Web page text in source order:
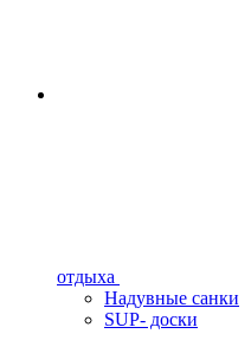
отдыха
Надувные санки
SUP- доски